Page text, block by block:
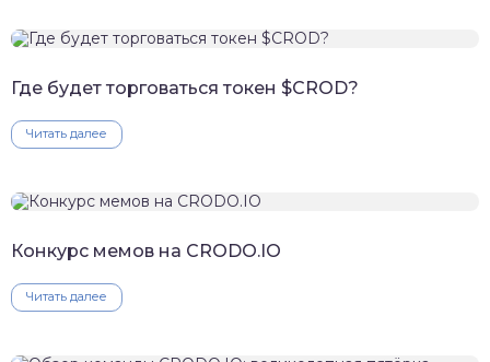
Где будет торговаться токен $CROD?
Читать далее
Конкурс мемов на CRODO.IO
Читать далее